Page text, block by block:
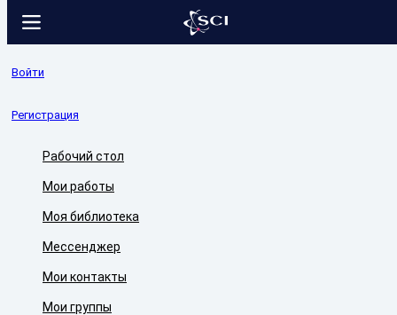
Войти
Регистрация
Рабочий стол
Мои работы
Моя библиотека
Мессенджер
Мои контакты
Мои группы